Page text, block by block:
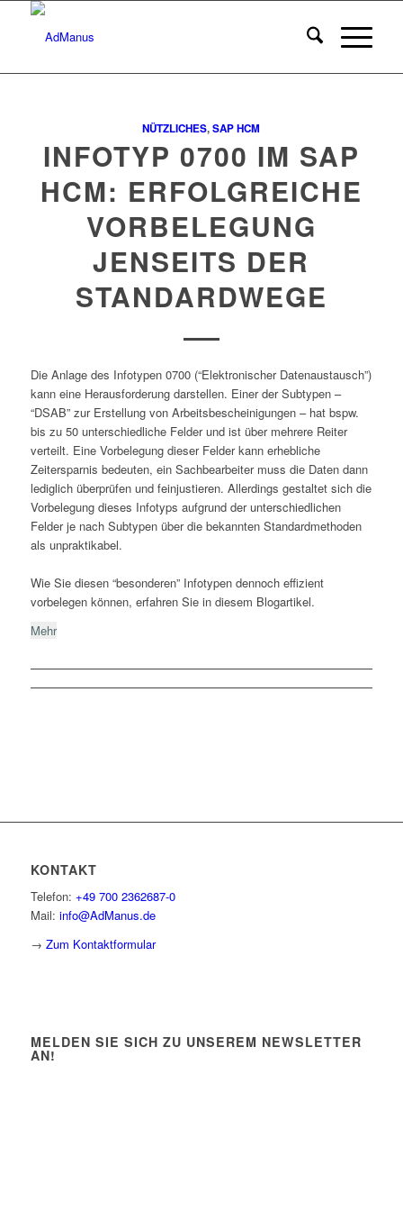
NÜTZLICHES,SAP HCM
INFOTYP 0700 IM SAP
HCM: ERFOLGREICHE
VORBELEGUNG
JENSEITS DER
STANDARDWEGE
Die Anlage des Infotypen 0700 (“Elektronischer Datenaustausch”)
kann eine Herausforderung darstellen. Einer der Subtypen –
“DSAB” zur Erstellung von Arbeitsbescheinigungen – hat bspw.
bis zu 50 unterschiedliche Felder und ist über mehrere Reiter
verteilt. Eine Vorbelegung dieser Felder kann erhebliche
Zeitersparnis bedeuten, ein Sachbearbeiter muss die Daten dann
lediglich überprüfen und feinjustieren. Allerdings gestaltet sich die
Vorbelegung dieses Infotyps aufgrund der unterschiedlichen
Felder je nach Subtypen über die bekannten Standardmethoden
als unpraktikabel.
Wie Sie diesen “besonderen” Infotypen dennoch effizient
vorbelegen können, erfahren Sie in diesem Blogartikel.
Mehr
KONTAKT
Telefon: +49 700 2362687-0
Mail: info@AdManus.de
→ Zum Kontaktformular
MELDEN SIE SICH ZU UNSEREM NEWSLETTER
AN!